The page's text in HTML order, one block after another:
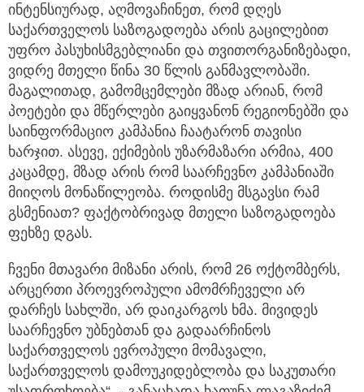
ინტენსიურად, აღმოვაჩინეთ, რომ დღეს
საქართველოს საზოგადოება არის გაცილებით
უფრო პასუხისმგებლიანი და თვითორგანიზებადი,
ვიდრე მთელი წინა 30 წლის განმავლობაში.
მაგალითად, გამომცემლები მზად არიან, რომ
პოეტები და მწერლები გაიყვანონ რეგიონებში და
საინფორმაციო კამპანია ჩაატარონ თავისი
ხარჯით. ასევე, ექიმების უზარმაზარი არმია, 400
კაცამდე, მზად არის რომ საარჩევნო კამპანიაში
მიიღოს მონაწილეობა. როდისმე მსგავსი რამ
გსმენიათ? ფაქტობრივად მთელი საზოგადოება
ფეხზე დგას.
ჩვენი მთავარი მიზანი არის, რომ 26 ოქტომბერს,
არცერთი პროევროპული ამომრჩეველი არ
დარჩეს სახლში, არ დაიკარგოს ხმა. მივიდეს
საარჩევნო უბნებთან და გადაარჩინოს
საქართველოს ევროპული მომავალი,
საქართველოს დამოუკიდებლობა და საკუთარი